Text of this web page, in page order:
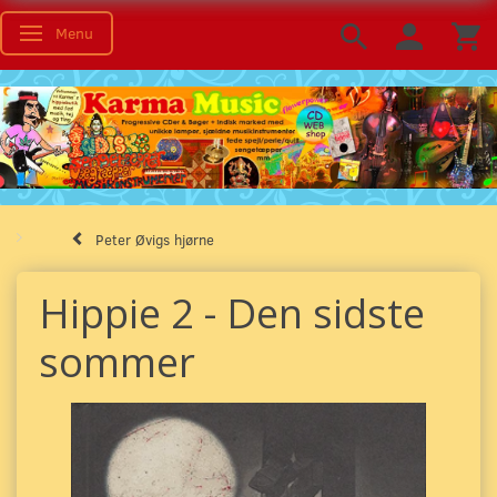
Toggle navigation
Menu
Peter Øvigs hjørne
Hippie 2 - Den sidste
sommer